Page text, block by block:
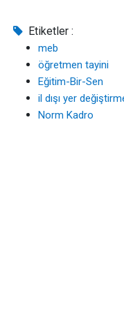
Etiketler :
meb
öğretmen tayini
Eğitim-Bir-Sen
il dışı yer
Norm Kadro